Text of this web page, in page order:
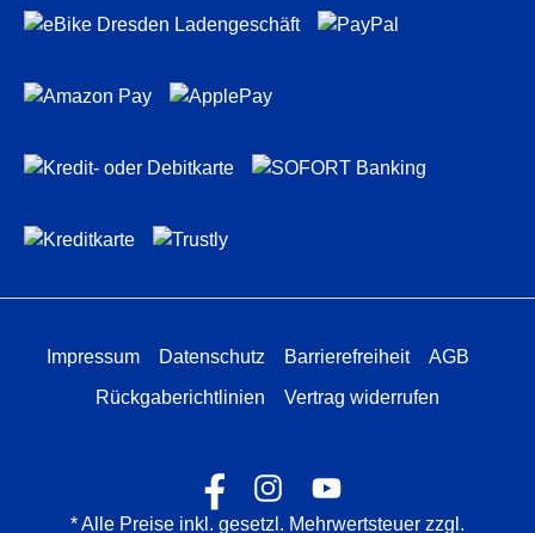
Impressum Datenschutz Barrierefreiheit
AGB
Rückgaberichtlinien
Vertrag widerrufen
* Alle Preise inkl. gesetzl. Mehrwertsteuer zzgl.